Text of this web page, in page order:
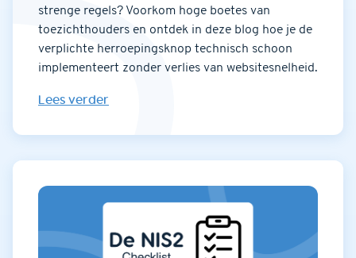
strenge regels? Voorkom hoge boetes van
toezichthouders en ontdek in deze blog hoe je de
verplichte herroepingsknop technisch schoon
implementeert zonder verlies van websitesnelheid.
Lees verder